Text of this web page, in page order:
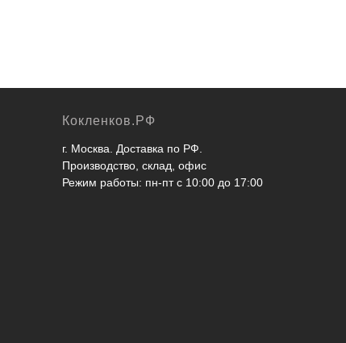
Кокленков.РФ
г. Москва. Доставка по РФ.
Производство, склад, офис
Режим работы: пн-пт с 10:00 до 17:00